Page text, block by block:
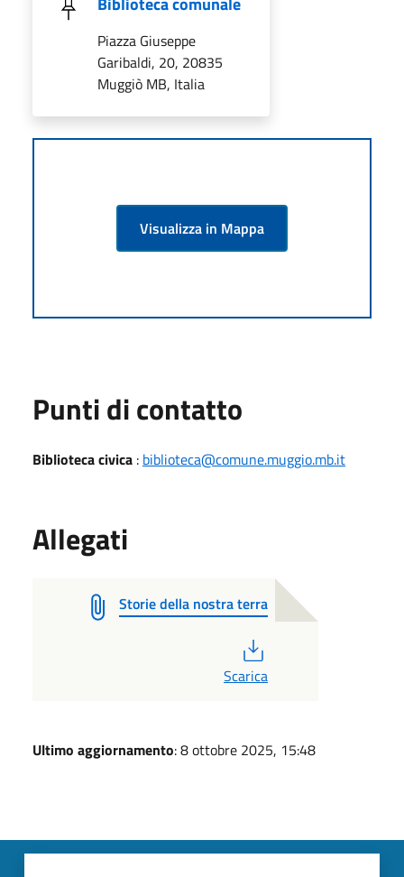
Piazza Giuseppe
Garibaldi, 20, 20835
Muggiò MB, Italia
Visualizza in Mappa
Punti di contatto
Biblioteca civica : biblioteca@comune.muggio.mb.it
Allegati
Storie della nostra terra
Scarica
Ultimo aggiornamento: 8 ottobre 2025, 15:48